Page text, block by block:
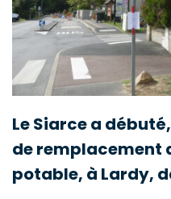
Le Siarce a
de remplacement
potable, à Lardy,